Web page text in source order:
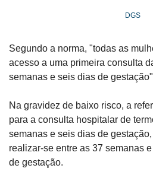
DGS
Segundo a norma, "todas as
acesso a uma primeira consulta
semanas e seis dias de
Na gravidez de baixo risco, a
para a consulta hospitalar de
semanas e seis dias de
realizar-se entre as 37 semanas
de gestação.